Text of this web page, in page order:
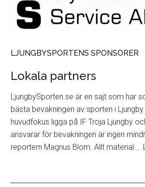
LJUNGBYSPORTENS SPONSORER
Lokala partners
LjungbySporten.se är en sajt som har
bästa bevakningen av sporten i
huvudfokus ligga på IF Troja Ljungby
ansvarar för bevakningen är ingen
reportern Magnus Blom. Allt material …